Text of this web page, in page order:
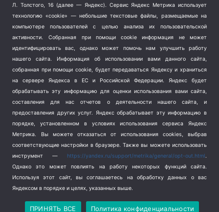
Терроризм (1)
Транспорт (262)
Туризм (178)
Школа и спорт (2)
Экология (8)
Экономика (1172)
Политика конфиденциальности
Л. Толстого, 16 (далее — Яндекс). Сервис Яндекс Метрика использует
технологию «cookie» — небольшие текстовые файлы, размещаемые на
компьютере пользователей с целью анализа их пользовательской
активности.
Собранная при помощи cookie информация не может
идентифицировать вас, однако может помочь нам улучшить работу
нашего сайта. Информация об использовании вами данного сайта,
собранная при помощи cookie, будет передаваться Яндексу и храниться
на сервере Яндекса в ЕС и Российской Федерации. Яндекс будет
обрабатывать эту информацию для оценки использования вами сайта,
составления для нас отчетов о деятельности нашего сайта, и
предоставления других услуг. Яндекс обрабатывает эту информацию в
порядке, установленном в условиях использования сервиса Яндекс
Метрика.
Вы можете отказаться от использования cookies, выбрав
соответствующие настройки в браузере. Также вы можете использовать
инструмент — https://yandex.ru/support/metrika/general/opt-out.html.
Однако это может повлиять на работу некоторых функций сайта.
Используя этот сайт, вы соглашаетесь на обработку данных о вас
Яндексом в порядке и целях, указанных выше.
ПРИНЯТЬ ВСЕ Политика конфиденциальности